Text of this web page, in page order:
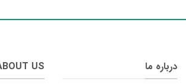
درباره ما US